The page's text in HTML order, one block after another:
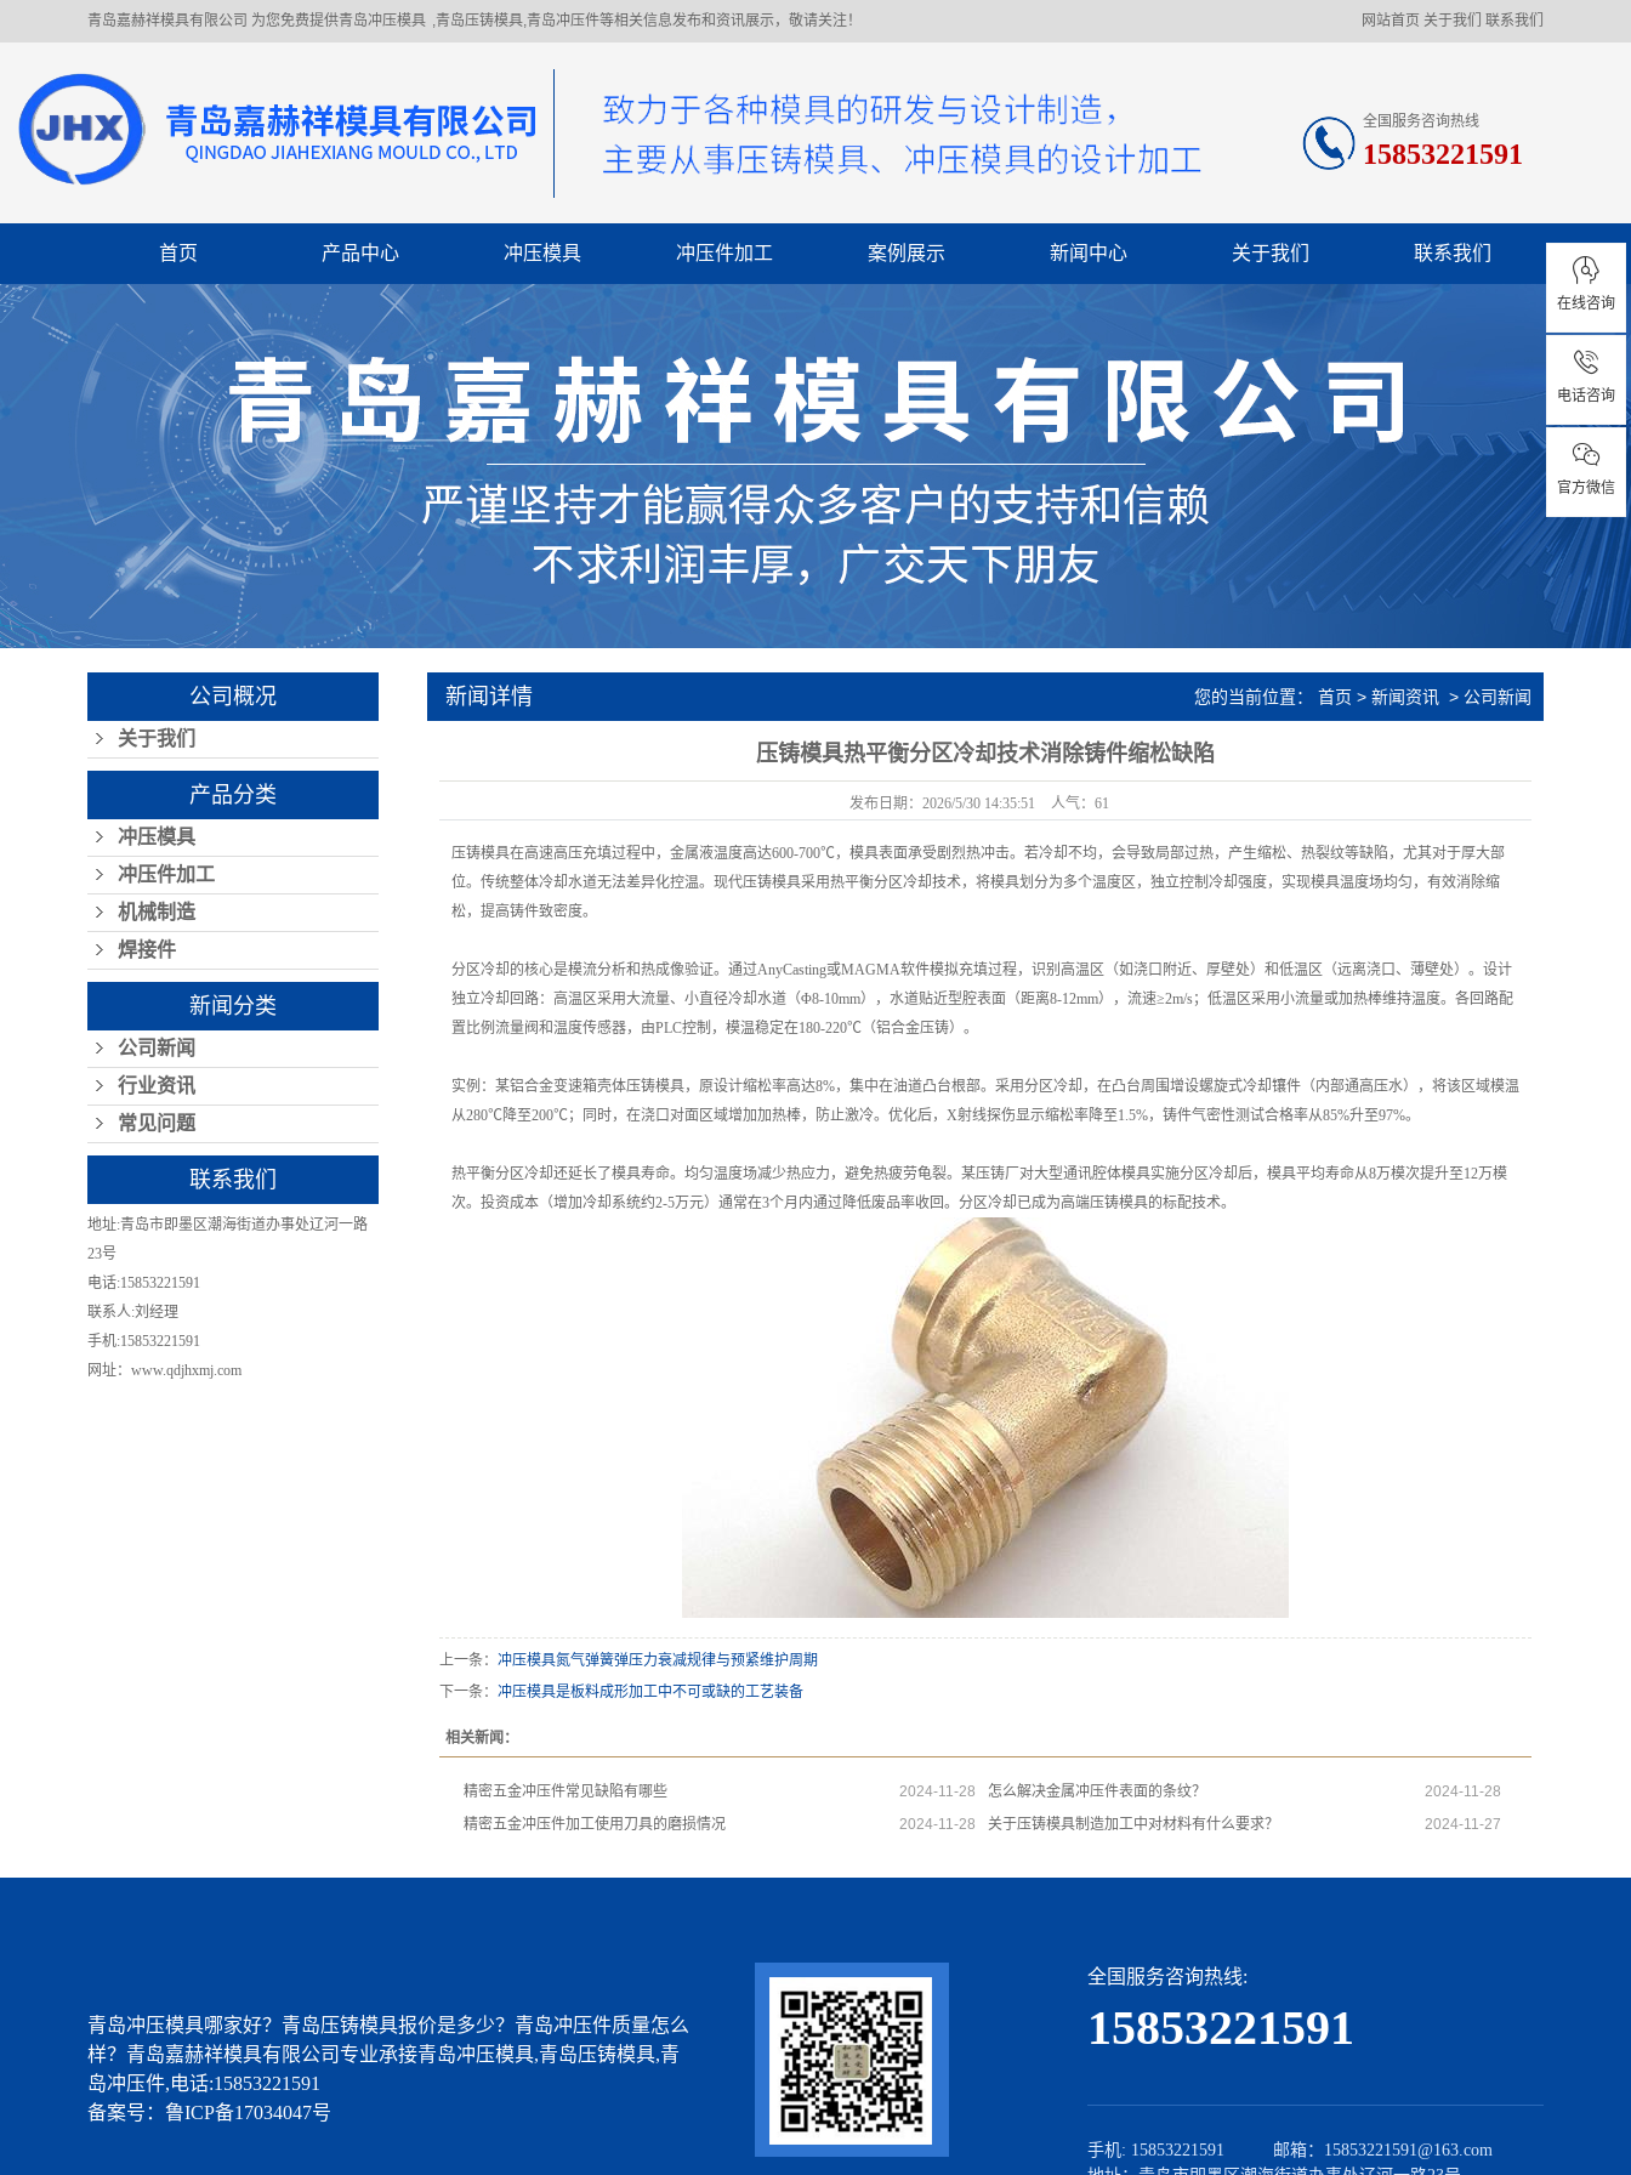
青岛嘉赫祥模具有限公司 为您免费提供青岛冲压模具 ,青岛压铸模具,青岛冲压件等相关信息发布和资讯展示，敬请关注！ 网站首页 关于我们 联系我们
全国服务咨询热线
15853221591
首页 产品中心
冲压模具
冲压件加工
机械制造
焊接件
冲压模具 冲压件加工 案例展示 新闻中心
常见问题
关于我们 联系我们
公司概况
关于我们
产品分类
冲压模具
冲压件加工
机械制造
焊接件
新闻分类
公司新闻
行业资讯
常见问题
联系我们
地址:青岛市即墨区潮海街道办事处辽河一路
23号
电话:15853221591
联系人:刘经理
手机:15853221591
网址：www.qdjhxmj.com
新闻详情 您的当前位置： 首页 > 新闻资讯 > 公司新闻
压铸模具热平衡分区冷却技术消除铸件缩松缺陷
发布日期： 2026/5/30 14:35:51 人气： 61
压铸模具在高速高压充填过程中，金属液温度高达600-700℃，模具表面承受剧烈热冲击。若冷却不均，会导致局部过热，产生缩松、热裂纹等缺陷，尤其对于厚大部
位。传统整体冷却水道无法差异化控温。现代压铸模具采用热平衡分区冷却技术，将模具划分为多个温度区，独立控制冷却强度，实现模具温度场均匀，有效消除缩
松，提高铸件致密度。
分区冷却的核心是模流分析和热成像验证。通过AnyCasting或MAGMA软件模拟充填过程，识别高温区（如浇口附近、厚壁处）和低温区（远离浇口、薄壁处）。设计
独立冷却回路：高温区采用大流量、小直径冷却水道（Φ8-10mm），水道贴近型腔表面（距离8-12mm），流速≥2m/s；低温区采用小流量或加热棒维持温度。各回路配
置比例流量阀和温度传感器，由PLC控制，模温稳定在180-220℃（铝合金压铸）。
实例：某铝合金变速箱壳体压铸模具，原设计缩松率高达8%，集中在油道凸台根部。采用分区冷却，在凸台周围增设螺旋式冷却镶件（内部通高压水），将该区域模温
从280℃降至200℃；同时，在浇口对面区域增加加热棒，防止激冷。优化后，X射线探伤显示缩松率降至1.5%，铸件气密性测试合格率从85%升至97%。
热平衡分区冷却还延长了模具寿命。均匀温度场减少热应力，避免热疲劳龟裂。某压铸厂对大型通讯腔体模具实施分区冷却后，模具平均寿命从8万模次提升至12万模
次。投资成本（增加冷却系统约2-5万元）通常在3个月内通过降低废品率收回。分区冷却已成为高端压铸模具的标配技术。
上一条： 冲压模具氮气弹簧弹压力衰减规律与预紧维护周期
下一条： 冲压模具是板料成形加工中不可或缺的工艺装备
相关新闻：
精密五金冲压件常见缺陷有哪些 2024-11-28 怎么解决金属冲压件表面的条纹？
2024-11-28
精密五金冲压件加工使用刀具的磨损情况
2024-11-28 关于压铸模具制造加工中对材料有什么要求？ 2024-11-27
青岛冲压模具哪家好？青岛压铸模具报价是多少？青岛冲压件质量怎么
样？青岛嘉赫祥模具有限公司专业承接青岛冲压模具,青岛压铸模具,青
岛冲压件,电话:15853221591
备案号： 鲁ICP备17034047号
全国服务咨询热线:
15853221591
手机: 15853221591 邮箱：15853221591@163.com
在线咨询
电话咨询
官方微信